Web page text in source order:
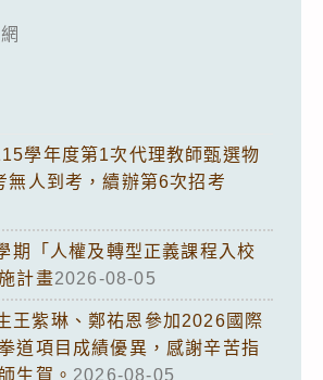
學年度第1次代理教師甄選物
無人到考，續辦第6次招考
期「人權及轉型正義課程入校
計畫2026-08-05
王紫琳、鄭祐恩參加2026國際
道項目成績優異，感謝辛苦指
生賀。 2026-08-05